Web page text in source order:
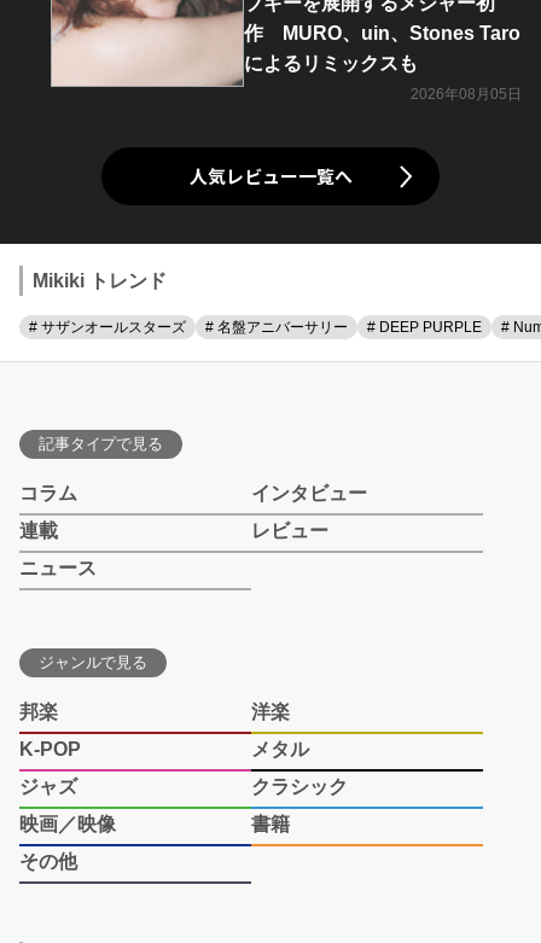
作 MURO、uin、Stones Taro
によるリミックスも
2026年08月05日
人気レビュー一覧へ
Mikiki トレンド
# サザンオールスターズ # 名盤アニバーサリー # DEEP PURPLE #
記事タイプで見る
コラム
インタビュー
連載
レビュー
ニュース
ジャンルで見る
邦楽
洋楽
K-POP
メタル
ジャズ
クラシック
映画／映像
書籍
その他